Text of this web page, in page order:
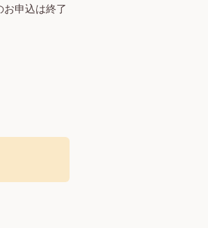
申込は終了